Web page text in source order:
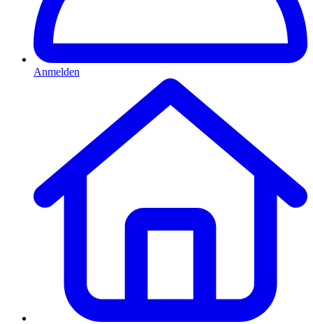
Anmelden